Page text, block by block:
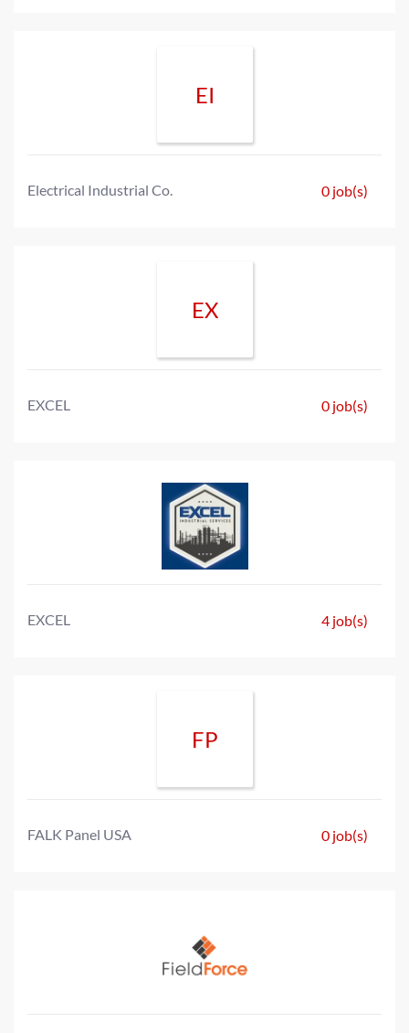
EI
Electrical Industrial Co. 0 job(s)
EX
EXCEL 0 job(s)
EXCEL 4 job(s)
FP
FALK Panel USA 0 job(s)